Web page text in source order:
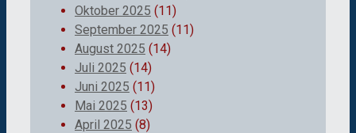
Oktober 2025 (11)
September 2025 (11)
August 2025 (14)
Juli 2025 (14)
Juni 2025 (11)
Mai 2025 (13)
April 2025 (8)